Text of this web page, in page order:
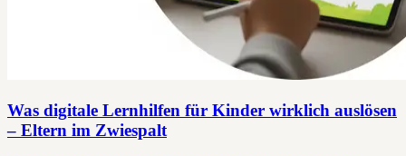
Was digitale Lernhilfen für Kinder wirklich auslösen
– Eltern im Zwiespalt